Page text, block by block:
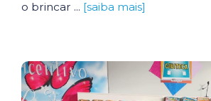
o brincar ... [saiba mais]